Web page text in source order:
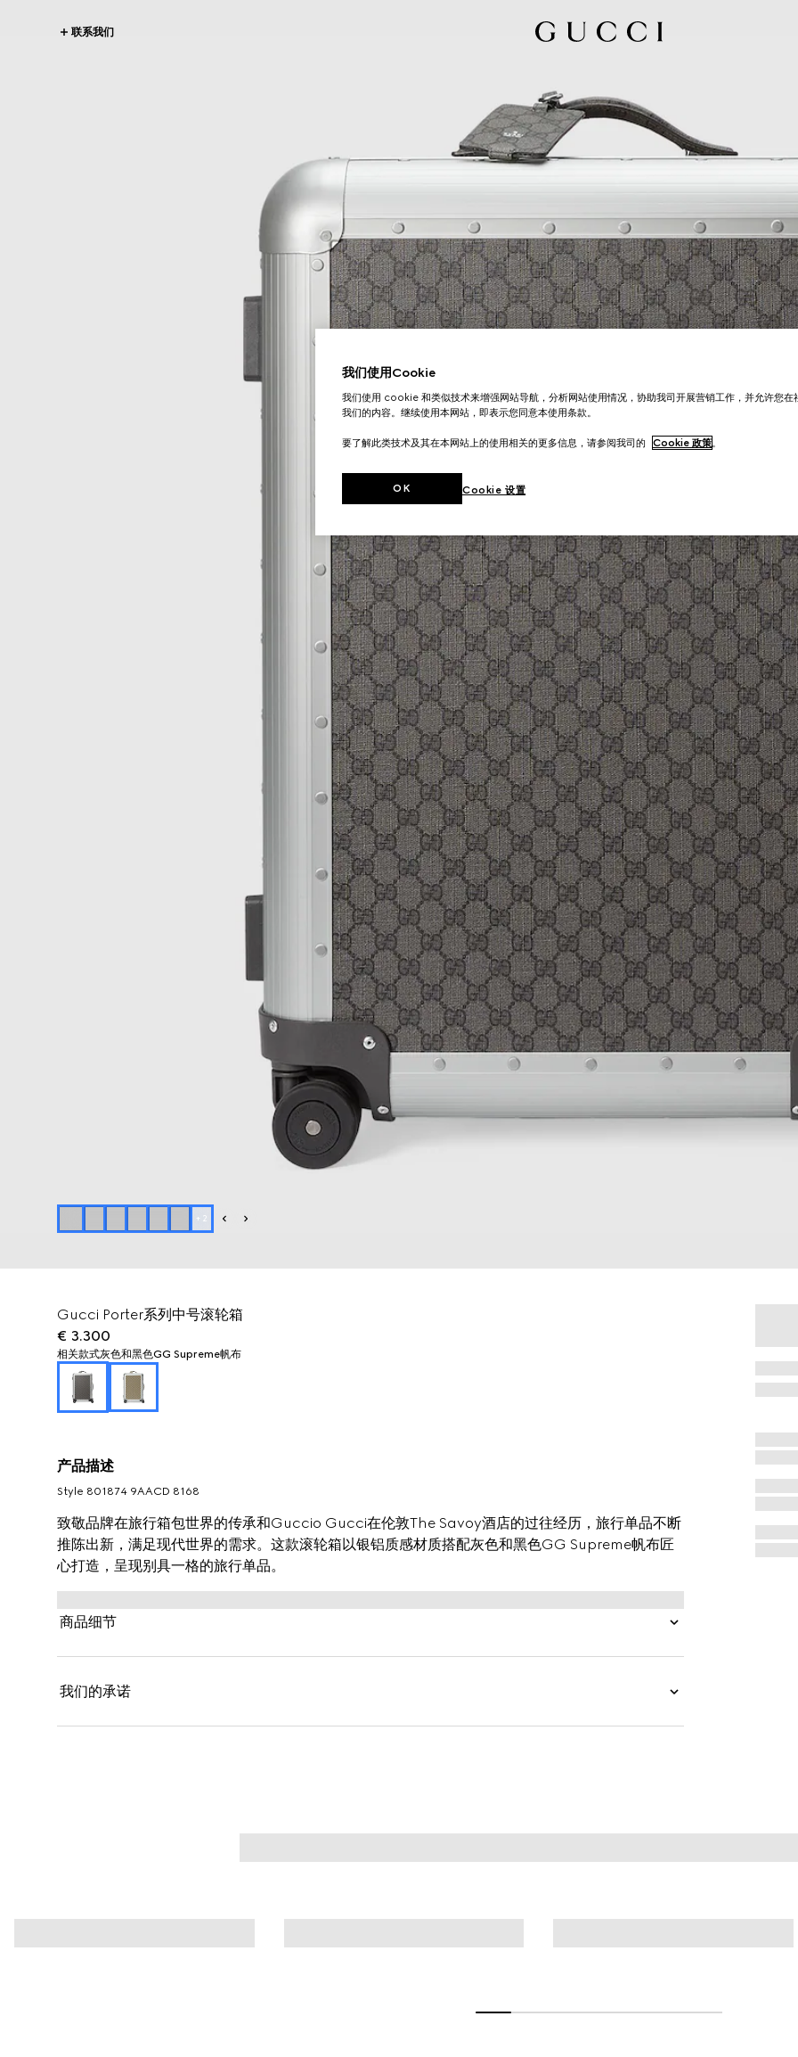
联系我们
+ 2
Gucci Porter系列中号滚轮箱
€ 3.300
相关款式灰色和黑色GG Supreme帆布
产品描述
Style ‎801874 9AACD 8168
致敬品牌在旅行箱包世界的传承和Guccio Gucci在伦敦The Savoy酒店的过往经历，旅行单品不断
推陈出新，满足现代世界的需求。这款滚轮箱以银铝质感材质搭配灰色和黑色GG Supreme帆布匠
心打造，呈现别具一格的旅行单品。
商品细节
我们的承诺
我们使用Cookie
我们使用 cookie 和类似技术来增强网站导航，分析网站使用情况，协助我司开展营销工作，并允许您在
我们的内容。继续使用本网站，即表示您同意本使用条款。
要了解此类技术及其在本网站上的使用相关的更多信息，请参阅我司的 Cookie 政策。
Cookie 设置
OK